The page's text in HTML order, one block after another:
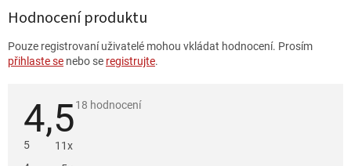
Hodnocení produktu
Pouze registrovaní uživatelé mohou vkládat hodnocení. Prosím
přihlaste se nebo se registrujte.
4,5Průměrné
18 hodnocení
5
11x